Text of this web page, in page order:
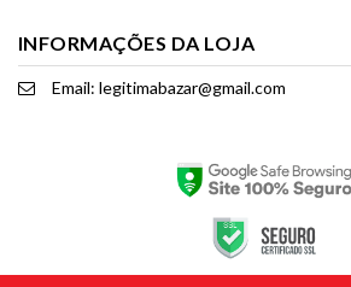
INFORMAÇÕES DA LOJA
Email: legitimabazar@gmail.com